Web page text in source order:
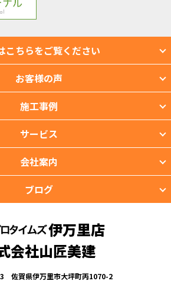
こちらをご覧ください
お客様の声
施工事例
サービス
会社案内
ブログ
伊万里店
会社山匠美建
佐賀県伊万里市大坪町丙1070-2